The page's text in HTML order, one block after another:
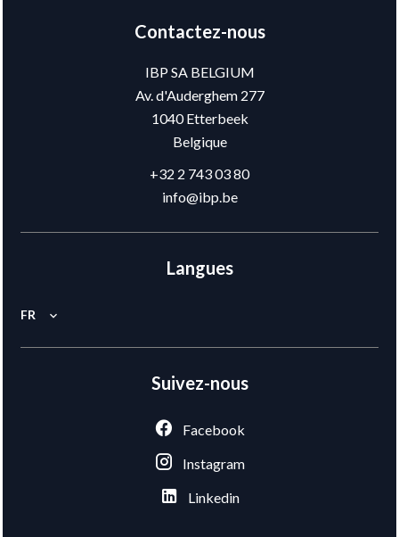
Contactez-nous
IBP SA BELGIUM
Av. d'Auderghem 277
1040Etterbeek
Belgique
+32 2 743 03 80
info@ibp.be
Langues
FR
Suivez-nous
Facebook
Instagram
Linkedin